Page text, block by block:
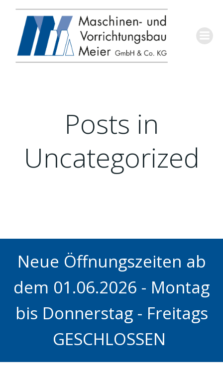
zum
Inhalt
Posts in
Uncategorized
Neue Öffnungszeiten ab
dem 01.06.2026 - Montag
bis Donnerstag - Freitags
GESCHLOSSEN